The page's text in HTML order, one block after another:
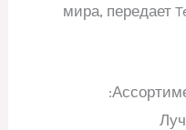
мира, передает